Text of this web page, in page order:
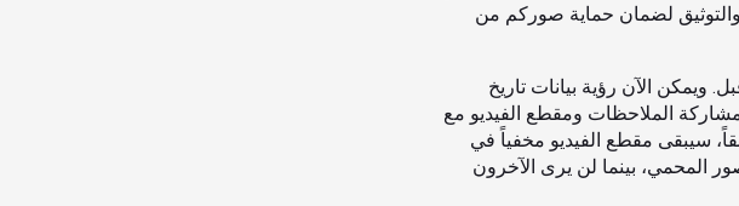
لضمان حماية صوركم من
ويمكن الآن رؤية بيانات تاريخ
الملاحظات ومقطع الفيديو مع
سيبقى مقطع الفيديو مخفياً في
بينما لن يرى الآخرون